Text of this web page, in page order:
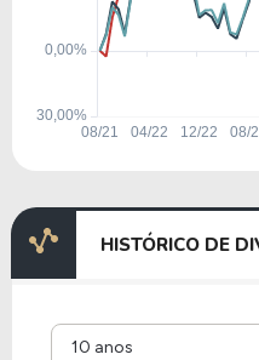
HISTÓRICO DE
10 anos